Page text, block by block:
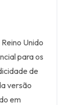
Unido
para os
de
versão
em